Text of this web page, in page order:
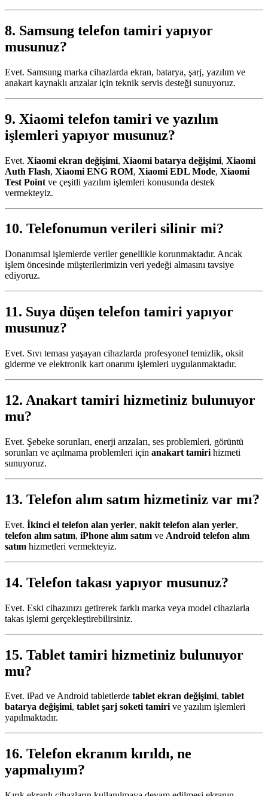
8. Samsung telefon tamiri yapıyor
musunuz?
Evet. Samsung marka cihazlarda ekran, batarya, şarj, yazılım ve
anakart kaynaklı arızalar için teknik servis desteği sunuyoruz.
9. Xiaomi telefon tamiri ve yazılım
işlemleri yapıyor musunuz?
Evet. Xiaomi ekran değişimi, Xiaomi batarya değişimi, Xiaomi
Auth Flash, Xiaomi ENG ROM, Xiaomi EDL Mode, Xiaomi
Test Point ve çeşitli yazılım işlemleri konusunda destek
vermekteyiz.
10. Telefonumun verileri silinir mi?
Donanımsal işlemlerde veriler genellikle korunmaktadır. Ancak
işlem öncesinde müşterilerimizin veri yedeği almasını tavsiye
ediyoruz.
11. Suya düşen telefon tamiri yapıyor
musunuz?
Evet. Sıvı teması yaşayan cihazlarda profesyonel temizlik, oksit
giderme ve elektronik kart onarımı işlemleri uygulanmaktadır.
12. Anakart tamiri hizmetiniz bulunuyor
mu?
Evet. Şebeke sorunları, enerji arızaları, ses problemleri, görüntü
sorunları ve açılmama problemleri için anakart tamiri hizmeti
sunuyoruz.
13. Telefon alım satım hizmetiniz var mı?
Evet. İkinci el telefon alan yerler, nakit telefon alan yerler,
telefon alım satım, iPhone alım satım ve Android telefon alım
satım hizmetleri vermekteyiz.
14. Telefon takası yapıyor musunuz?
Evet. Eski cihazınızı getirerek farklı marka veya model cihazlarla
takas işlemi gerçekleştirebilirsiniz.
15. Tablet tamiri hizmetiniz bulunuyor
mu?
Evet. iPad ve Android tabletlerde tablet ekran değişimi, tablet
batarya değişimi, tablet şarj soketi tamirive yazılım işlemleri
yapılmaktadır.
16. Telefon ekranım kırıldı, ne
yapmalıyım?